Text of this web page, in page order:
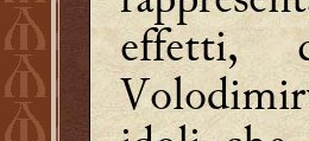
effetti,